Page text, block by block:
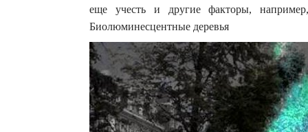
еще учесть и другие факторы,
Биолюминесцентные деревья